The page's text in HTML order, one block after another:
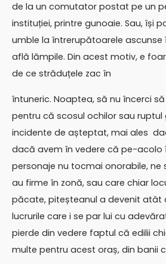
de la un comutator postat pe un
instituției, printre gunoaie. Sau, își
umble la întrerupătoarele ascunse
află lămpile. Din acest motiv, e
de ce străduțele zac în
întuneric. Noaptea, să nu încerci
pentru că scosul ochilor sau ruptul
incidente de așteptat, mai ales
dacă avem în vedere că pe-acolo
personaje nu tocmai onorabile, ne
au firme în zonă, sau care chiar
păcate, piteșteanul a devenit atât
lucrurile care i se par lui cu
pierde din vedere faptul că edilii
multe pentru acest oraș, din banii